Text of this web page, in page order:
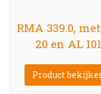
RMA 339.0,
20 en AL 101
Product